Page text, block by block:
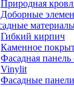
Природная
Доборные
Гибкий кирпич
Каменное
Фасадная
Vinylit
Фасадные